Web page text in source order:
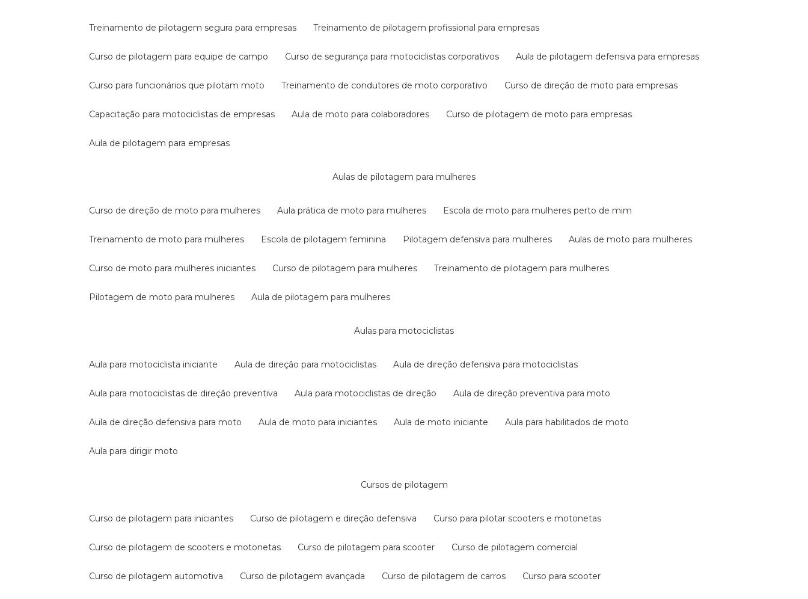
treinamento de pilotagem segura para empresas treinamento de pilotagem profissional para empresas
curso de pilotagem para equipe de campo curso de segurança para motociclistas corporativos aula de pilotagem defensiva para empresas
curso para funcionários que pilotam moto treinamento de condutores de moto corporativo curso de direção de moto para empresas
capacitação para motociclistas de empresas aula de moto para colaboradores curso de pilotagem de moto para empresas
aula de pilotagem para empresas
aulas de pilotagem para mulheres
curso de direção de moto para mulheres aula prática de moto para mulheres escola de moto para mulheres perto de mim
treinamento de moto para mulheres escola de pilotagem feminina pilotagem defensiva para mulheres aulas de moto para mulheres
curso de moto para mulheres iniciantes curso de pilotagem para mulheres treinamento de pilotagem para mulheres
pilotagem de moto para mulheres aula de pilotagem para mulheres
aulas para motociclistas
aula para motociclista iniciante aula de direção para motociclistas aula de direção defensiva para motociclistas
aula para motociclistas de direção preventiva aula para motociclistas de direção aula de direção preventiva para moto
aula de direção defensiva para moto aula de moto para iniciantes aula de moto iniciante aula para habilitados de moto
aula para dirigir moto
cursos de pilotagem
curso de pilotagem para iniciantes curso de pilotagem e direção defensiva curso para pilotar scooters e motonetas
curso de pilotagem de scooters e motonetas curso de pilotagem para scooter curso de pilotagem comercial
curso de pilotagem automotiva curso de pilotagem avançada curso de pilotagem de carros curso para scooter